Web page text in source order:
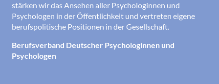
stärken wir das Ansehen aller Psychologinnen und
Psychologen in der Öffentlichkeit und vertreten eigene
berufspolitische Positionen in der Gesellschaft.
Berufsverband Deutscher Psychologinnen und
Psychologen